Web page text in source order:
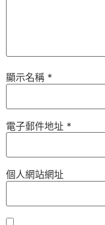
顯示名稱 *
電子郵件地址 *
個人網站網址